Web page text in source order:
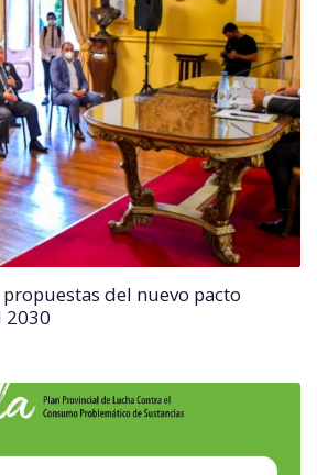
del nuevo pacto
2030